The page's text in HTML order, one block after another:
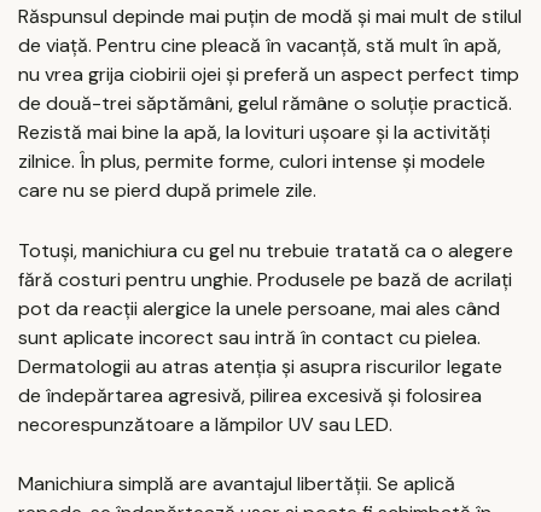
Răspunsul depinde mai puțin de modă și mai mult de stilul
de viață. Pentru cine pleacă în vacanță, stă mult în apă,
nu vrea grija ciobirii ojei și preferă un aspect perfect timp
de două-trei săptămâni, gelul rămâne o soluție practică.
Rezistă mai bine la apă, la lovituri ușoare și la activități
zilnice. În plus, permite forme, culori intense și modele
care nu se pierd după primele zile.
Totuși, manichiura cu gel nu trebuie tratată ca o alegere
fără costuri pentru unghie. Produsele pe bază de acrilați
pot da reacții alergice la unele persoane, mai ales când
sunt aplicate incorect sau intră în contact cu pielea.
Dermatologii au atras atenția și asupra riscurilor legate
de îndepărtarea agresivă, pilirea excesivă și folosirea
necorespunzătoare a lămpilor UV sau LED.
Manichiura simplă are avantajul libertății. Se aplică